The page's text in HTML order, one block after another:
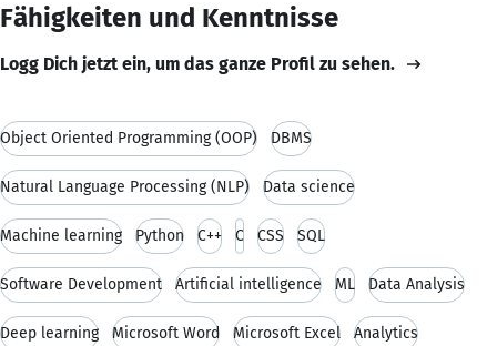
Fähigkeiten und Kenntnisse
Logg Dich jetzt ein, um das ganze Profil zu sehen.
Object Oriented Programming (OOP) DBMS
Natural Language Processing (NLP) Data science
Machine learning Python C++ C CSS SQL
Software Development Artificial intelligence ML Data Analysis
Deep learning Microsoft Word Microsoft Excel Analytics